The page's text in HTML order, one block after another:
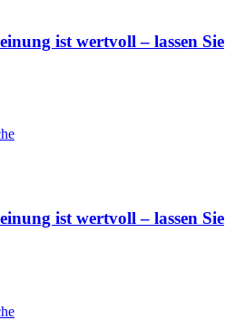
ist wertvoll – lassen Sie
ist wertvoll – lassen Sie